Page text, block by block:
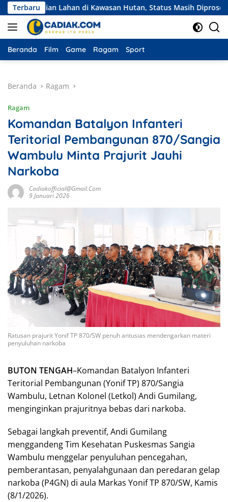
Langsung
ke
konten
Terbaru
Lahan di Kawasan Hutan, Status Masih Diproses
Beranda Film Game Ragam Sport
Beranda Ragam
Ragam
Komandan Batalyon Infanteri
Teritorial Pembangunan 870/Sangia
Wambulu Minta Prajurit Jauhi
Narkoba
Cadiakofficial@gmail.com
9 Januari 2026
Ratusan prajurit Yonif TP 870/SW penuh antusias mendengarkan materi
penyuluhan narkoba
BUTON TENGAH–Komandan Batalyon Infanteri
Teritorial Pembangunan (Yonif TP) 870/Sangia
Wambulu, Letnan Kolonel (Letkol) Andi Gumilang,
menginginkan prajuritnya bebas dari narkoba.
Sebagai langkah preventif, Andi Gumilang
menggandeng Tim Kesehatan Puskesmas Sangia
Wambulu menggelar penyuluhan pencegahan,
pemberantasan, penyalahgunaan dan peredaran gelap
narkoba (P4GN) di aula Markas Yonif TP 870/SW, Kamis
(8/1/2026).